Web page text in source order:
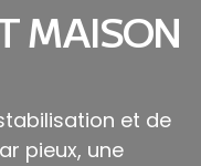
MAISON
et de
pieux, une